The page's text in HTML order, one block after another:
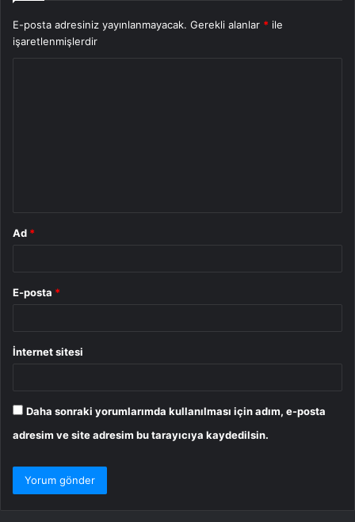
E-posta adresiniz yayınlanmayacak. Gerekli alanlar * ile
işaretlenmişlerdir
Ad *
E-posta *
İnternet sitesi
Daha sonraki yorumlarımda kullanılması için adım, e-posta
adresim ve site adresim bu tarayıcıya kaydedilsin.